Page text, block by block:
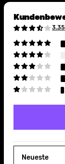
Sort by